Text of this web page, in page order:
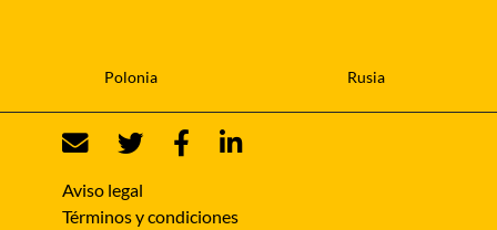
Polonia Rusia
Aviso legal
Términos y condiciones